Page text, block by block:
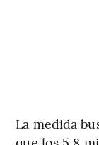
La medida